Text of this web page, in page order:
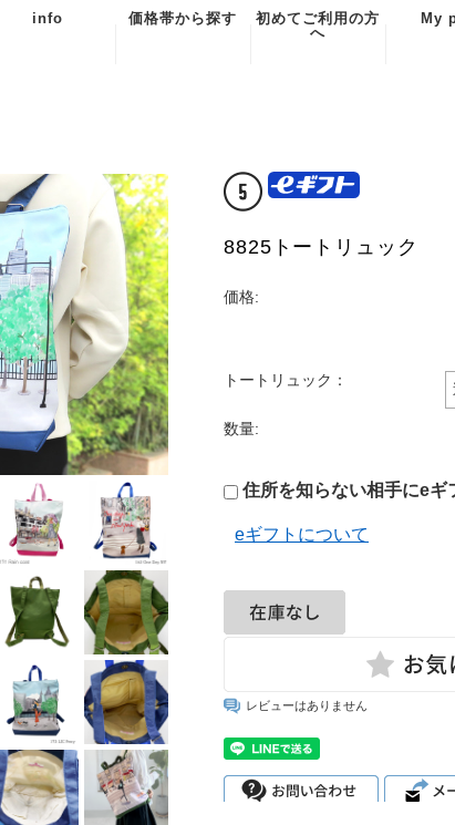
info
RAポイントに
ついて
REIKOAOKIを
はじめて知った
方へ
価格帯から探す
￥14,999〜
￥10,000
￥9,999〜
￥5,000
〜￥4,999
初めてご利用の方
へ
お問い合わせ
個人情報の取り
My
8825トートリュック
価格:
トートリュック：
数量:
住所を知らない相手にeギ
eギフトについて
レビューはありません